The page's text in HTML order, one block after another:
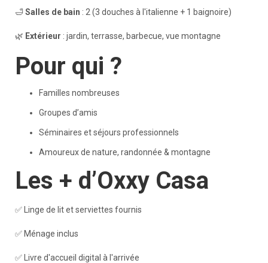
🛁 Salles de bain : 2 (3 douches à l'italienne + 1 baignoire)
🌿 Extérieur : jardin, terrasse, barbecue, vue montagne
Pour qui ?
Familles nombreuses
Groupes d’amis
Séminaires et séjours professionnels
Amoureux de nature, randonnée & montagne
Les + d’Oxxy Casa
✅ Linge de lit et serviettes fournis
✅ Ménage inclus
✅ Livre d'accueil digital à l'arrivée